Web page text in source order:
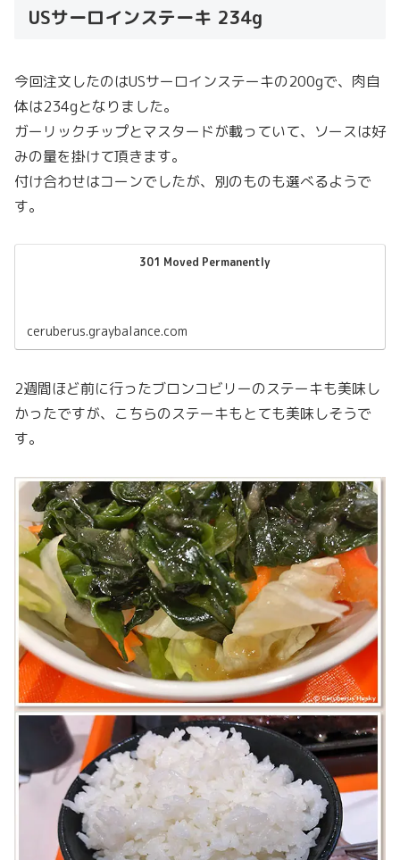
USサーロインステーキ 234g
今回注文したのはUSサーロインステーキの200gで、肉自
体は234gとなりました。
ガーリックチップとマスタードが載っていて、ソースは好
みの量を掛けて頂きます。
付け合わせはコーンでしたが、別のものも選べるようで
す。
301 Moved Permanently
ceruberus.graybalance.com
2週間ほど前に行ったブロンコビリーのステーキも美味し
かったですが、こちらのステーキもとても美味しそうで
す。